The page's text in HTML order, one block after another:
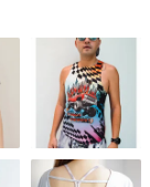
a naturally
material,
yourself.
agree to the